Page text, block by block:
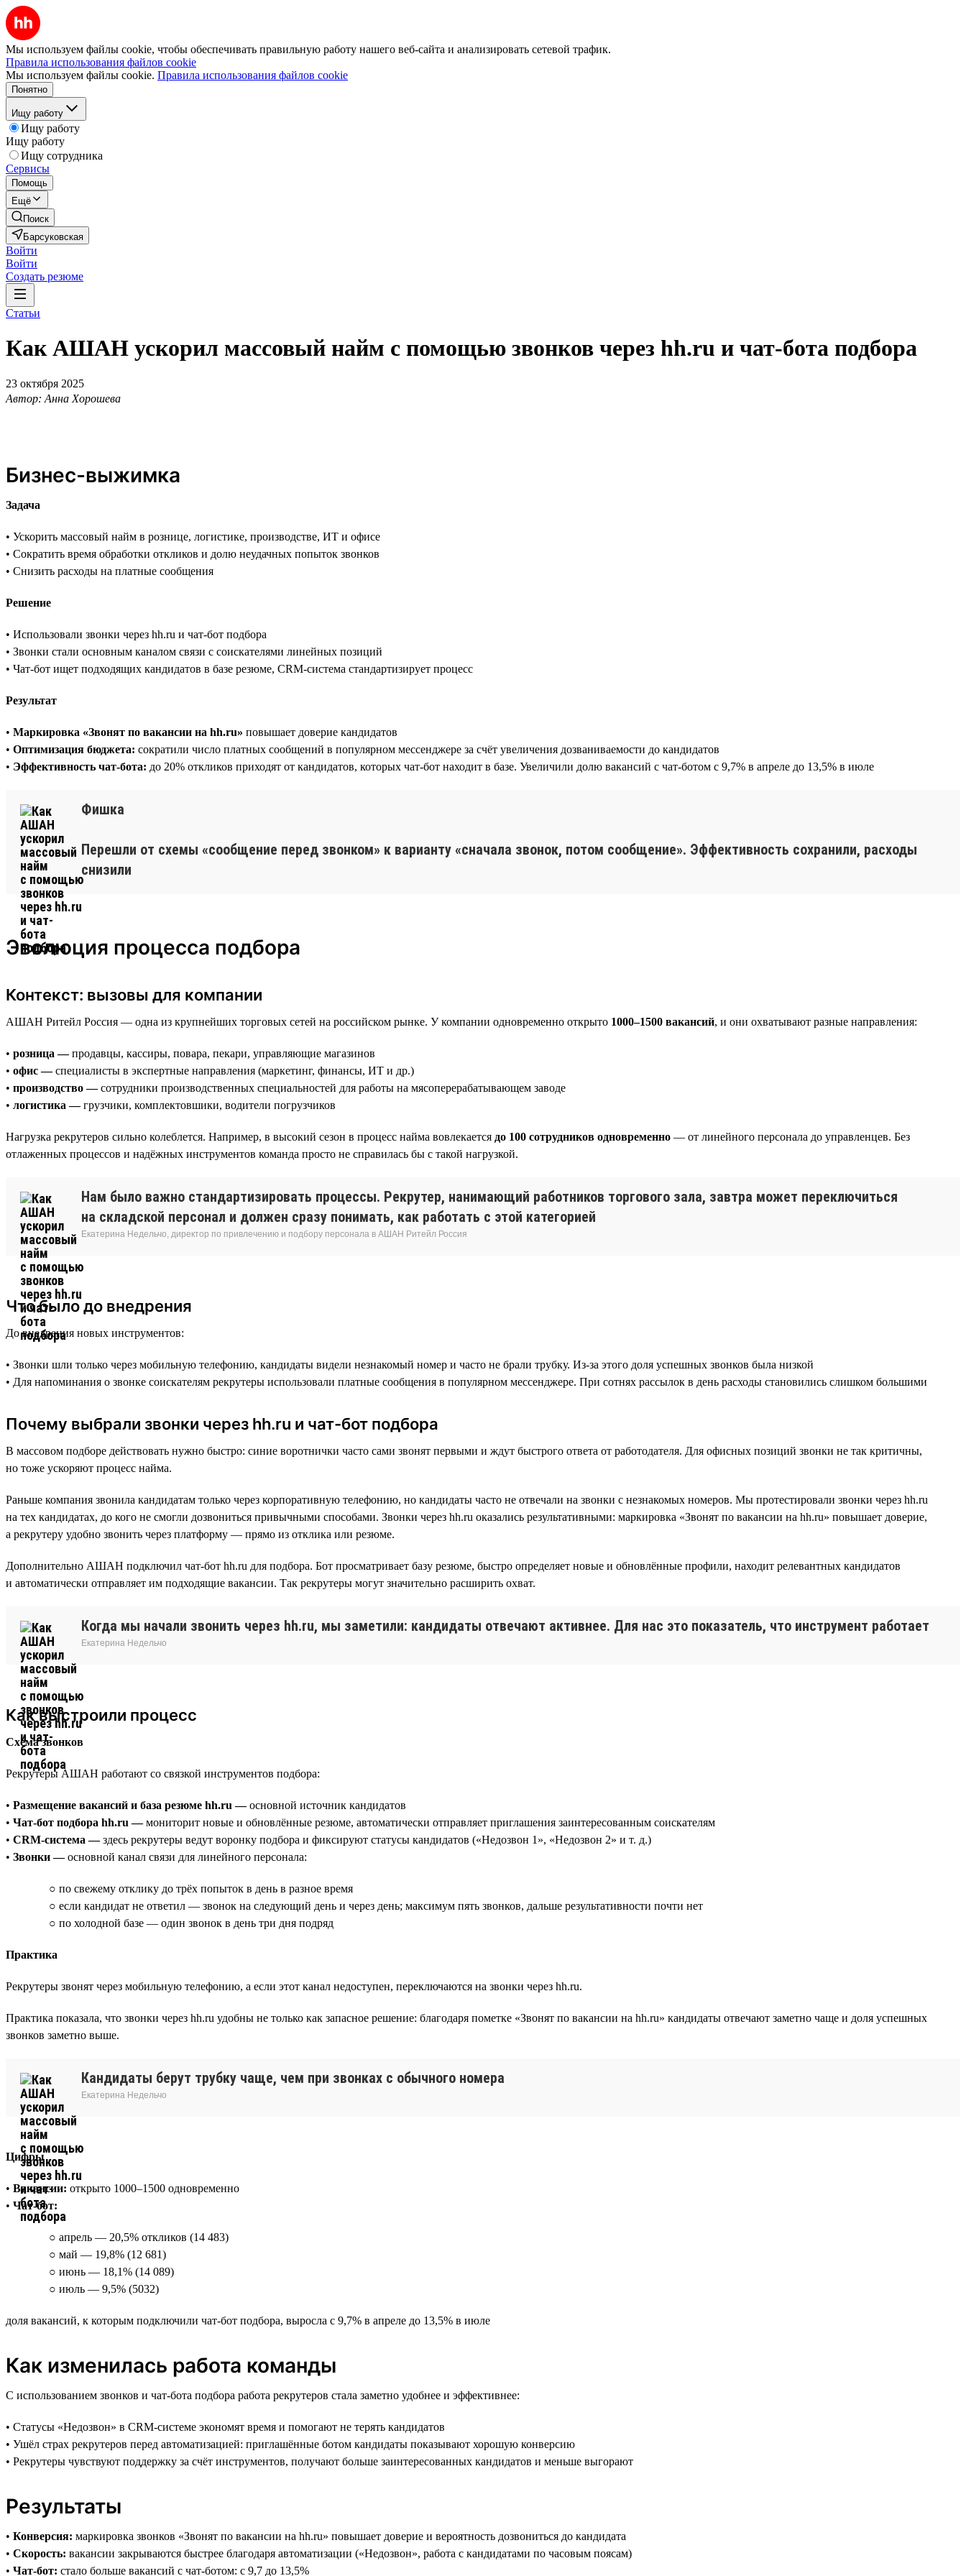
Мы используем файлы cookie, чтобы обеспечивать правильную работу нашего веб-сайта и анализировать сетевой трафик.
Правила использования файлов cookie
Мы используем файлы cookie. Правила использования файлов cookie
Понятно
Ищу работу
Ищу работу
Ищу работу
Ищу сотрудника
Сервисы
Помощь
Ещё
Поиск
Барсуковская
Войти
Войти
Создать резюме
Статьи
Как АШАН ускорил массовый найм с помощью звонков через hh.ru и чат-бота подбора
23 октября 2025
Автор: Анна Хорошева
Бизнес-выжимка
Задача
• Ускорить массовый найм в рознице, логистике, производстве, ИТ и офисе
• Сократить время обработки откликов и долю неудачных попыток звонков
• Снизить расходы на платные сообщения
Решение
• Использовали звонки через hh.ru и чат-бот подбора
• Звонки стали основным каналом связи с соискателями линейных позиций
• Чат-бот ищет подходящих кандидатов в базе резюме, CRM-система стандартизирует процесс
Результат
• Маркировка «Звонят по вакансии на hh.ru» повышает доверие кандидатов
• Оптимизация бюджета: сократили число платных сообщений в популярном мессенджере за счёт увеличения дозваниваемости до кандидатов
• Эффективность чат-бота: до 20% откликов приходят от кандидатов, которых чат-бот находит в базе. Увеличили долю вакансий с чат-ботом с 9,7% в апреле до 13,5% в июле
Фишка
Перешли от схемы «сообщение перед звонком» к варианту «сначала звонок, потом сообщение». Эффективность сохранили, расходы
снизили
Эволюция процесса подбора
Контекст: вызовы для компании
АШАН Ритейл Россия — одна из крупнейших торговых сетей на российском рынке. У компании одновременно открыто 1000–1500 вакансий, и они охватывают разные направления:
• розница —продавцы, кассиры, повара, пекари, управляющие магазинов
• офис —специалисты в экспертные направления (маркетинг, финансы, ИТ и др.)
• производство —сотрудники производственных специальностей для работы на мясоперерабатывающем заводе
• логистика —грузчики, комплектовшики, водители погрузчиков
Нагрузка рекрутеров сильно колеблется. Например, в высокий сезон в процесс найма вовлекается до 100 сотрудников одновременно — от линейного персонала до управленцев. Без
отлаженных процессов и надёжных инструментов команда просто не справилась бы с такой нагрузкой.
Нам было важно стандартизировать процессы. Рекрутер, нанимающий работников торгового зала, завтра может переключиться
на складской персонал и должен сразу понимать, как работать с этой категорией
Екатерина Недельчо, директор по привлечению и подбору персонала в АШАН Ритейл Россия
Что было до внедрения
До внедрения новых инструментов:
• Звонки шли только через мобильную телефонию, кандидаты видели незнакомый номер и часто не брали трубку. Из-за этого доля успешных звонков была низкой
• Для напоминания о звонке соискателям рекрутеры использовали платные сообщения в популярном мессенджере. При сотнях рассылок в день расходы становились слишком большими
Почему выбрали звонки через hh.ru и чат-бот подбора
В массовом подборе действовать нужно быстро: синие воротнички часто сами звонят первыми и ждут быстрого ответа от работодателя. Для офисных позиций звонки не так критичны,
но тоже ускоряют процесс найма.
Раньше компания звонила кандидатам только через корпоративную телефонию, но кандидаты часто не отвечали на звонки с незнакомых номеров. Мы протестировали звонки через hh.ru
на тех кандидатах, до кого не смогли дозвониться привычными способами. Звонки через hh.ru оказались результативными: маркировка «Звонят по вакансии на hh.ru» повышает доверие,
а рекрутеру удобно звонить через платформу — прямо из отклика или резюме.
Дополнительно АШАН подключил чат-бот hh.ru для подбора. Бот просматривает базу резюме, быстро определяет новые и обновлённые профили, находит релевантных кандидатов
и автоматически отправляет им подходящие вакансии. Так рекрутеры могут значительно расширить охват.
Когда мы начали звонить через hh.ru, мы заметили: кандидаты отвечают активнее. Для нас это показатель, что инструмент работает
Екатерина Недельчо
Как выстроили процесс
Схема звонков
Рекрутеры АШАН работают со связкой инструментов подбора:
• Размещение вакансий и база резюме hh.ru —основной источник кандидатов
• Чат-бот подбора hh.ru —мониторит новые и обновлённые резюме, автоматически отправляет приглашения заинтересованным соискателям
• CRM-система —здесь рекрутеры ведут воронку подбора и фиксируют статусы кандидатов («Недозвон 1», «Недозвон 2» и т. д.)
• Звонки —основной канал связи для линейного персонала:
○ по свежему отклику до трёх попыток в день в разное время
○ если кандидат не ответил — звонок на следующий день и через день; максимум пять звонков, дальше результативности почти нет
○ по холодной базе — один звонок в день три дня подряд
Практика
Рекрутеры звонят через мобильную телефонию, а если этот канал недоступен, переключаются на звонки через hh.ru.
Практика показала, что звонки через hh.ru удобны не только как запасное решение: благодаря пометке «Звонят по вакансии на hh.ru» кандидаты отвечают заметно чаще и доля успешных
звонков заметно выше.
Кандидаты берут трубку чаще, чем при звонках с обычного номера
Екатерина Недельчо
Цифры
• Вакансии: открыто 1000–1500 одновременно
• Чат-бот:
○ апрель — 20,5% откликов (14 483)
○ май — 19,8% (12 681)
○ июнь — 18,1% (14 089)
○ июль — 9,5% (5032)
доля вакансий, к которым подключили чат-бот подбора, выросла с 9,7% в апреле до 13,5% в июле
Как изменилась работа команды
С использованием звонков и чат-бота подбора работа рекрутеров стала заметно удобнее и эффективнее:
• Статусы «Недозвон» в CRM-системе экономят время и помогают не терять кандидатов
• Ушёл страх рекрутеров перед автоматизацией: приглашённые ботом кандидаты показывают хорошую конверсию
• Рекрутеры чувствуют поддержку за счёт инструментов, получают больше заинтересованных кандидатов и меньше выгорают
Результаты
• Конверсия: маркировка звонков «Звонят по вакансии на hh.ru» повышает доверие и вероятность дозвониться до кандидата
• Скорость: вакансии закрываются быстрее благодаря автоматизации («Недозвон», работа с кандидатами по часовым поясам)
• Чат-бот: стало больше вакансий с чат-ботом: с 9,7 до 13,5%